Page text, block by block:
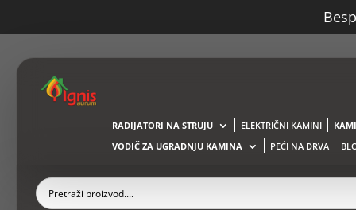
RADIJATORI NA STRUJU ELEKTRIČNI KAMINI
VODIČ ZA UGRADNJU KAMINA
PEĆI NA DRVA